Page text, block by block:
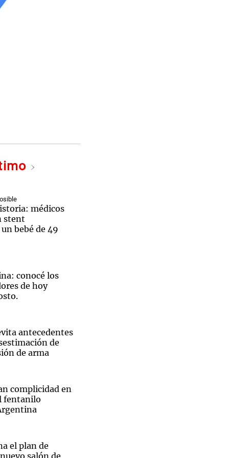
médicos
stent
bebé de 49
conocé los
de hoy
antecedentes
de
de arma
complicidad en
fentanilo
el plan de
salón de